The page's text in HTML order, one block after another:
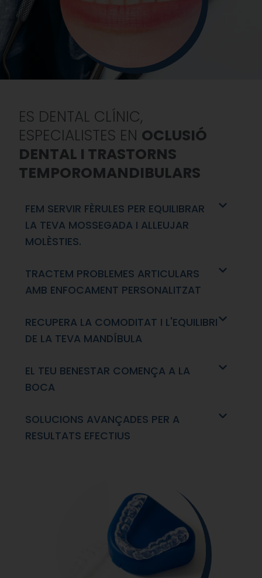
ES DENTAL CLÍNIC,
ESPECIALISTES EN OCLUSIÓ
DENTAL I TRASTORNS
TEMPOROMANDIBULARS
FEM SERVIR FÈRULES PER EQUILIBRAR
LA TEVA MOSSEGADA I ALLEUJAR
MOLÈSTIES.
TRACTEM PROBLEMES ARTICULARS
AMB ENFOCAMENT PERSONALITZAT
RECUPERA LA COMODITAT I L'EQUILIBRI
DE LA TEVA MANDÍBULA
EL TEU BENESTAR COMENÇA A LA
BOCA
SOLUCIONS AVANÇADES PER A
RESULTATS EFECTIUS